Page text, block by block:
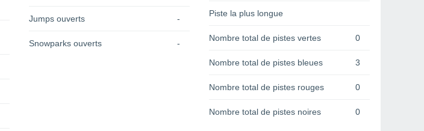
Jumps ouverts -
Snowparks ouverts -
Piste la plus longue
Nombre total de pistes vertes 0
Nombre total de pistes bleues 3
Nombre total de pistes rouges 0
Nombre total de pistes noires 0